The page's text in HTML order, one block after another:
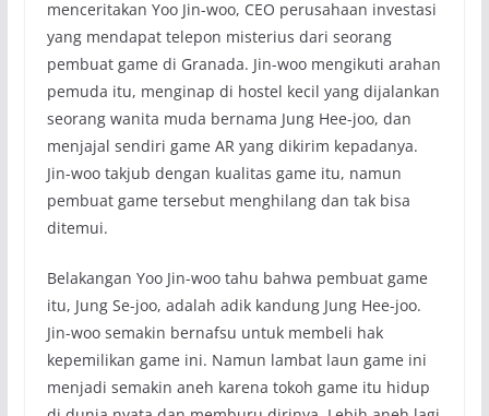
menceritakan Yoo Jin-woo, CEO perusahaan investasi
yang mendapat telepon misterius dari seorang
pembuat game di Granada. Jin-woo mengikuti arahan
pemuda itu, menginap di hostel kecil yang dijalankan
seorang wanita muda bernama Jung Hee-joo, dan
menjajal sendiri game AR yang dikirim kepadanya.
Jin-woo takjub dengan kualitas game itu, namun
pembuat game tersebut menghilang dan tak bisa
ditemui.
Belakangan Yoo Jin-woo tahu bahwa pembuat game
itu, Jung Se-joo, adalah adik kandung Jung Hee-joo.
Jin-woo semakin bernafsu untuk membeli hak
kepemilikan game ini. Namun lambat laun game ini
menjadi semakin aneh karena tokoh game itu hidup